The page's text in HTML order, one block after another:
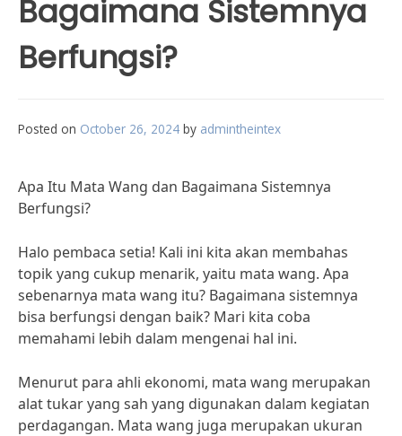
Bagaimana Sistemnya
Berfungsi?
Posted on October 26, 2024 by admintheintex
Apa Itu Mata Wang dan Bagaimana Sistemnya
Berfungsi?
Halo pembaca setia! Kali ini kita akan membahas
topik yang cukup menarik, yaitu mata wang. Apa
sebenarnya mata wang itu? Bagaimana sistemnya
bisa berfungsi dengan baik? Mari kita coba
memahami lebih dalam mengenai hal ini.
Menurut para ahli ekonomi, mata wang merupakan
alat tukar yang sah yang digunakan dalam kegiatan
perdagangan. Mata wang juga merupakan ukuran